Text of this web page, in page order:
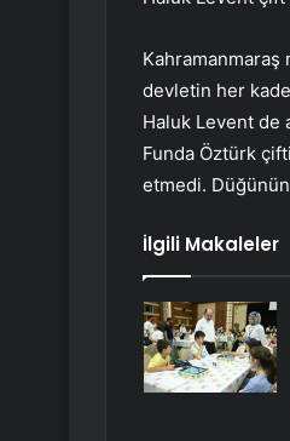
Kahramanmaraş
devletin her
Haluk Levent de
Funda Öztürk
etmedi. Düğünün
İlgili Makaleler